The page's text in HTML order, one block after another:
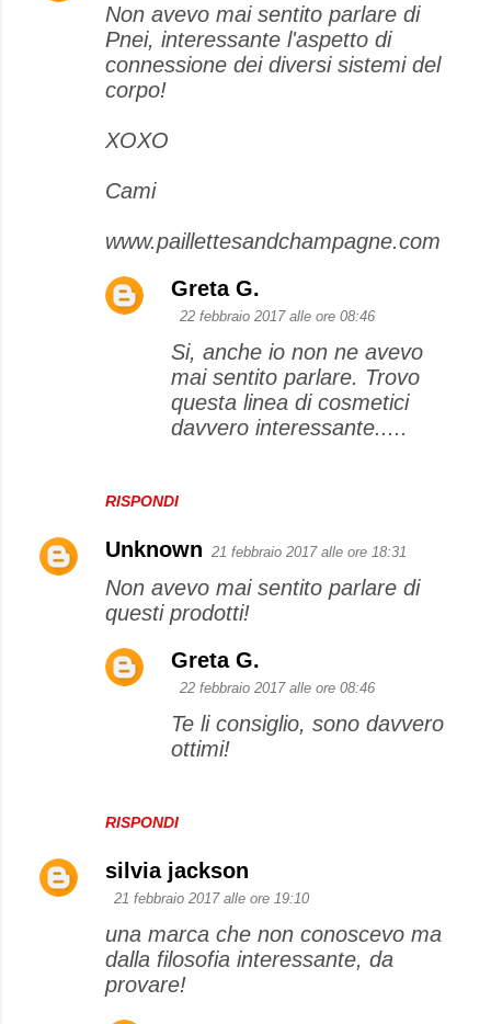
Non avevo mai sentito parlare di
Pnei, interessante l'aspetto di
connessione dei diversi sistemi del
corpo!
XOXO
Cami
www.paillettesandchampagne.com
RISPONDI
Greta G.
22 febbraio 2017 alle ore 08:46
Si, anche io non ne avevo
mai sentito parlare. Trovo
questa linea di cosmetici
davvero interessante.....
Unknown 21 febbraio 2017 alle ore 18:31
Non avevo mai sentito parlare di
questi prodotti!
RISPONDI
Greta G.
22 febbraio 2017 alle ore 08:46
Te li consiglio, sono davvero
ottimi!
silvia jackson
21 febbraio 2017 alle ore 19:10
una marca che non conoscevo ma
dalla filosofia interessante, da
provare!